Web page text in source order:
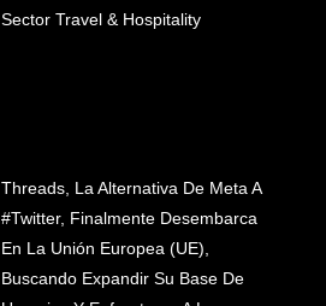
Sector Travel & Hospitality
Threads, La Alternativa De Meta A
#Twitter, Finalmente Desembarca
En La Unión Europea (UE),
Buscando Expandir Su Base De